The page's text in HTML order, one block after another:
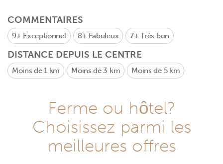
COMMENTAIRES
9+ Exceptionnel 8+ Fabuleux 7+Très bon
DISTANCE DEPUIS LE CENTRE
Moins de 1 km Moins de 3 km Moins de 5 km
Ferme ou hôtel?
Choisissez parmi les
meilleures offres